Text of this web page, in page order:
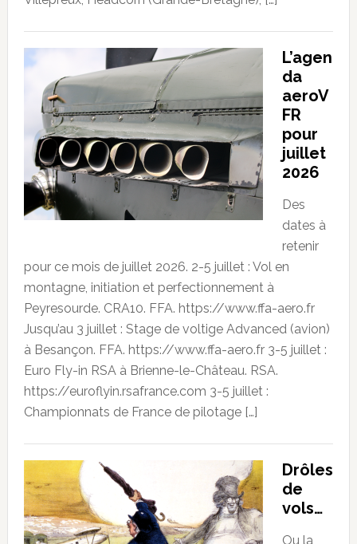
L’agen
da
aeroV
FR
pour
juillet
2026
Des
dates à
retenir
pour ce mois de juillet 2026. 2-5 juillet : Vol en
montagne, initiation et perfectionnement à
Peyresourde. CRA10. FFA. https://www.ffa-aero.fr
Jusqu’au 3 juillet : Stage de voltige Advanced (avion)
à Besançon. FFA. https://www.ffa-aero.fr 3-5 juillet :
Euro Fly-in RSA à Brienne-le-Château. RSA.
https://euroflyin.rsafrance.com 3-5 juillet :
Championnats de France de pilotage […]
Drôles
de
vols…
Ou la